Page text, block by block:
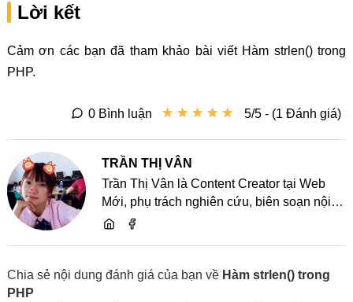
Lời kết
Cảm ơn các bạn đã tham khảo bài viết Hàm strlen() trong
PHP.
★ ★ ★ ★ ★
★ ★ ★ ★ ★ 5/5 - (1 Đánh giá)
0 Bình luận
TRẦN THỊ VÂN
Trần Thị Vân là Content Creator tại Web
Mới, phụ trách nghiên cứu, biên soạn nội
dung và chia sẻ kiến thức về website, SEO,
Chia sẻ nội dung đánh giá của bạn về Hàm strlen() trong
PHP